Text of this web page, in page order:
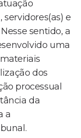
e
sentido, a
uma
dos
processual
da
a